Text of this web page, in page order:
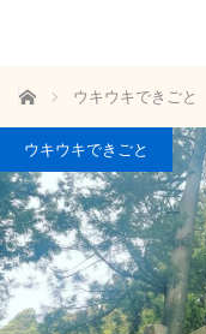
ホーム ウキウキできごと
ウキウキできごと